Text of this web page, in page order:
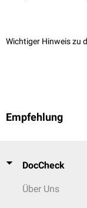
Wichtiger Hinweis zu
Empfehlung
DocCheck
Über Uns